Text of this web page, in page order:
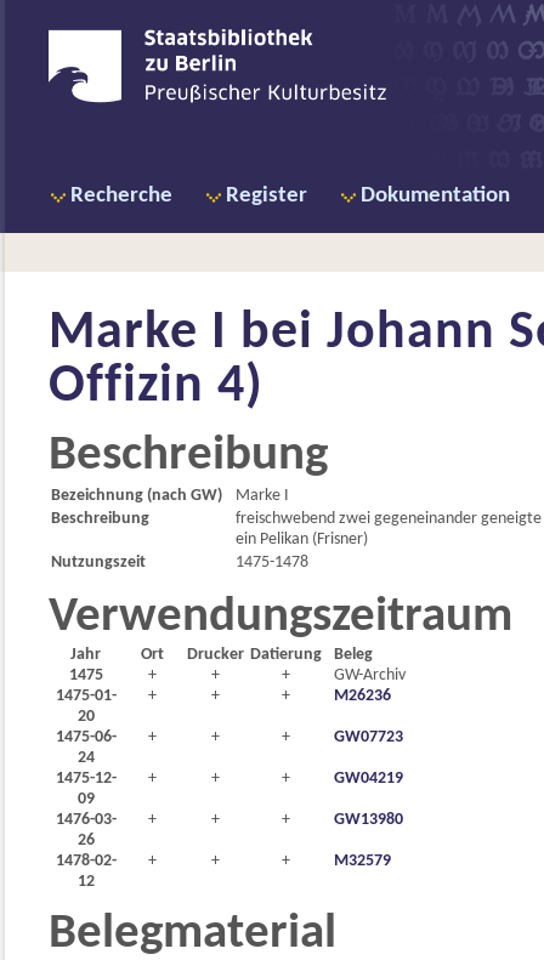
Recherche Register Dokumentation
Marke I bei Johann
Offizin 4)
Beschreibung
Bezeichnung (nach GW)
Marke I
Beschreibung
freischwebend zwei gegeneinander
ein Pelikan (Frisner)
Nutzungszeit
1475-1478
Verwendungszeitraum
Jahr Ort Drucker Datierung
Beleg
1475
+ + +
GW-Archiv
1475-01-
20
+ + + M26236
1475-06-
24
+ + + GW07723
1475-12-
09
+ + + GW04219
1476-03-
26
+ + + GW13980
1478-02-
12
+ + + M32579
Belegmaterial